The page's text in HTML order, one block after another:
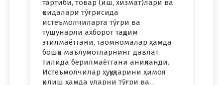
тартиби, товар (иш, хизмат)лари ва
қоидалари тўғрисида
истеъмолчиларга тўғри ва
тушунарли ахборот тақдим
этилмаётгани, таомномалар ҳамда
бошқа маълумотларнинг давлат
тилида берилмаётгани аниқланди.
Истеъмолчилар ҳуқуқларини ҳимоя
қилиш ҳамда уларни тўғри ва…